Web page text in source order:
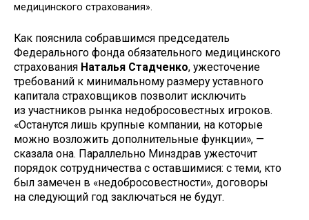
медицинского страхования».
Как пояснила собравшимся председатель
Федерального фонда обязательного медицинского
страхования Наталья Стадченко, ужесточение
требований к минимальному размеру уставного
капитала страховщиков позволит исключить
из участников рынка недобросовестных игроков.
«Останутся лишь крупные компании, на которые
можно возложить дополнительные функции», —
сказала она. Параллельно Минздрав ужесточит
порядок сотрудничества с оставшимися: с теми, кто
был замечен в «недобросовестности», договоры
на следующий год заключаться не будут.